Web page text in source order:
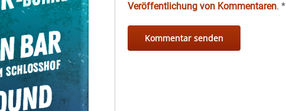
Veröffentlichung von Kommentaren.*